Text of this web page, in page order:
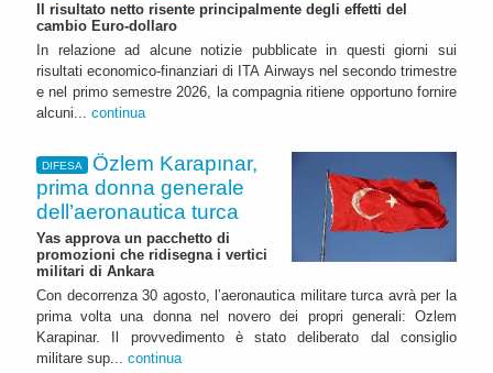
Il risultato netto risente principalmente degli effetti del
cambio Euro-dollaro
In relazione ad alcune notizie pubblicate in questi giorni sui
risultati economico-finanziari di ITA Airways nel secondo trimestre
e nel primo semestre 2026, la compagnia ritiene opportuno fornire
alcuni... continua
DIFESA
Özlem Karapınar,
prima donna generale
dell’aeronautica turca
Yas approva un pacchetto di
promozioni che ridisegna i vertici
militari di Ankara
Con decorrenza 30 agosto, l’aeronautica militare turca avrà per la
prima volta una donna nel novero dei propri generali: Ozlem
Karapinar. Il provvedimento è stato deliberato dal consiglio
militare sup... continua